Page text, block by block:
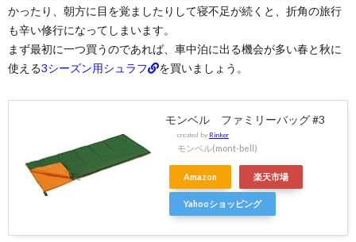
かったり、朝方に目を覚ましたりして寝不足が続くと、折角の旅行
も辛い修行になってしまいます。
まず最初に一つ買うのであれば、車中泊に出る機会が多い春と秋に
使える3シーズン用シュラフ を買いましょう。
モンベル ファミリーバッグ #3
created by Rinker
モンベル(mont-bell)
Amazon 楽天市場
Yahooショッピング